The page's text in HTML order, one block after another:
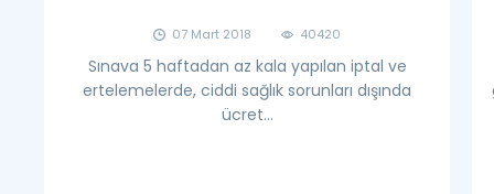
07 Mart 2018 40420
Sınava 5 haftadan az kala yapılan iptal ve
ertelemelerde, ciddi sağlık sorunları dışında
ücret...